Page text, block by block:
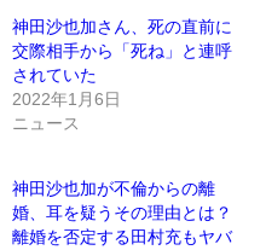
神田沙也加さん、死の直前に
交際相手から「死ね」と連呼
されていた
2022年1月6日
ニュース
神田沙也加が不倫からの離
婚、耳を疑うその理由とは？
離婚を否定する田村充もヤバ